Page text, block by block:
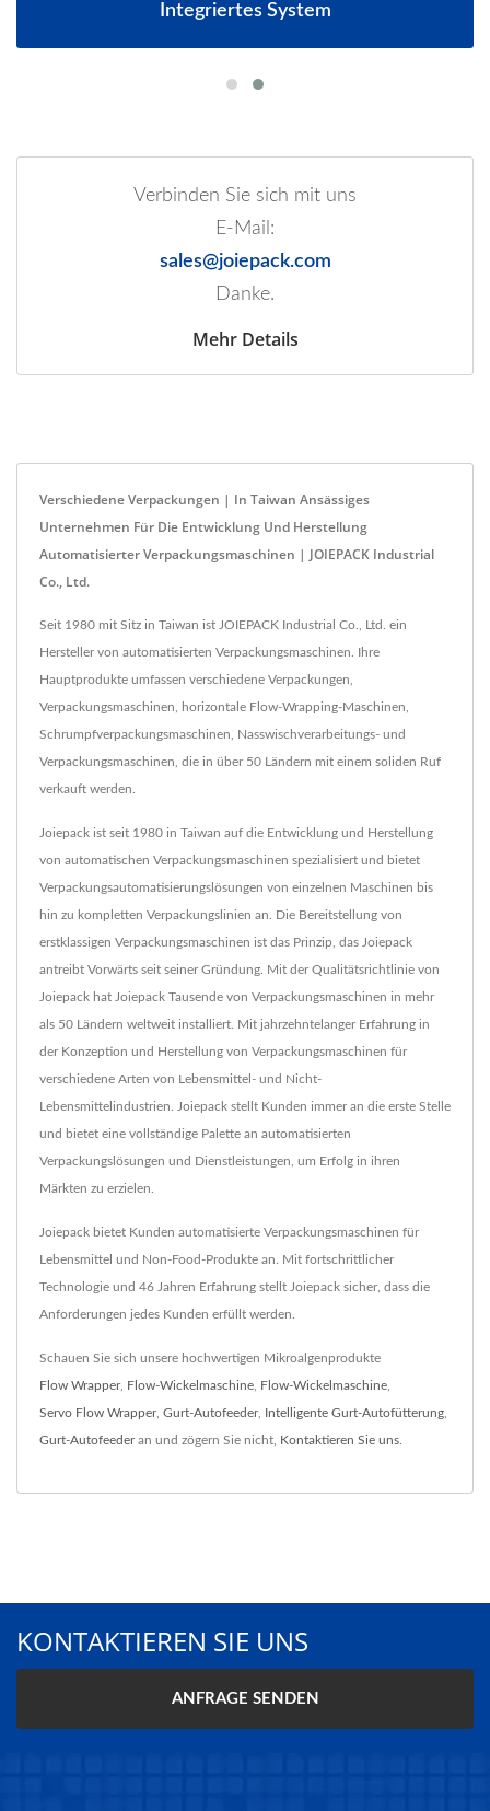
Integriertes System
Verbinden Sie sich mit uns
E-Mail:
sales@joiepack.com
Danke.
Mehr Details
Verschiedene Verpackungen | In Taiwan Ansässiges
Unternehmen Für Die Entwicklung Und Herstellung
Automatisierter Verpackungsmaschinen | JOIEPACK Industrial
Co., Ltd.
Seit 1980 mit Sitz in Taiwan ist JOIEPACK Industrial Co., Ltd. ein
Hersteller von automatisierten Verpackungsmaschinen. Ihre
Hauptprodukte umfassen verschiedene Verpackungen,
Verpackungsmaschinen, horizontale Flow-Wrapping-Maschinen,
Schrumpfverpackungsmaschinen, Nasswischverarbeitungs- und
Verpackungsmaschinen, die in über 50 Ländern mit einem soliden Ruf
verkauft werden.
Joiepack ist seit 1980 in Taiwan auf die Entwicklung und Herstellung
von automatischen Verpackungsmaschinen spezialisiert und bietet
Verpackungsautomatisierungslösungen von einzelnen Maschinen bis
hin zu kompletten Verpackungslinien an. Die Bereitstellung von
erstklassigen Verpackungsmaschinen ist das Prinzip, das Joiepack
antreibt Vorwärts seit seiner Gründung. Mit der Qualitätsrichtlinie von
Joiepack hat Joiepack Tausende von Verpackungsmaschinen in mehr
als 50 Ländern weltweit installiert. Mit jahrzehntelanger Erfahrung in
der Konzeption und Herstellung von Verpackungsmaschinen für
verschiedene Arten von Lebensmittel- und Nicht-
Lebensmittelindustrien. Joiepack stellt Kunden immer an die erste Stelle
und bietet eine vollständige Palette an automatisierten
Verpackungslösungen und Dienstleistungen, um Erfolg in ihren
Märkten zu erzielen.
Joiepack bietet Kunden automatisierte Verpackungsmaschinen für
Lebensmittel und Non-Food-Produkte an. Mit fortschrittlicher
Technologie und 46 Jahren Erfahrung stellt Joiepack sicher, dass die
Anforderungen jedes Kunden erfüllt werden.
Schauen Sie sich unsere hochwertigen Mikroalgenprodukte
Flow Wrapper, Flow-Wickelmaschine Flow-Wickelmaschine
Servo Flow Wrapper, Gurt-Autofeeder, Intelligente Gurt-Autofütterung
Gurt-Autofeederan und zögern Sie nicht, Kontaktieren Sie uns
KONTAKTIEREN SIE UNS
ANFRAGE SENDEN